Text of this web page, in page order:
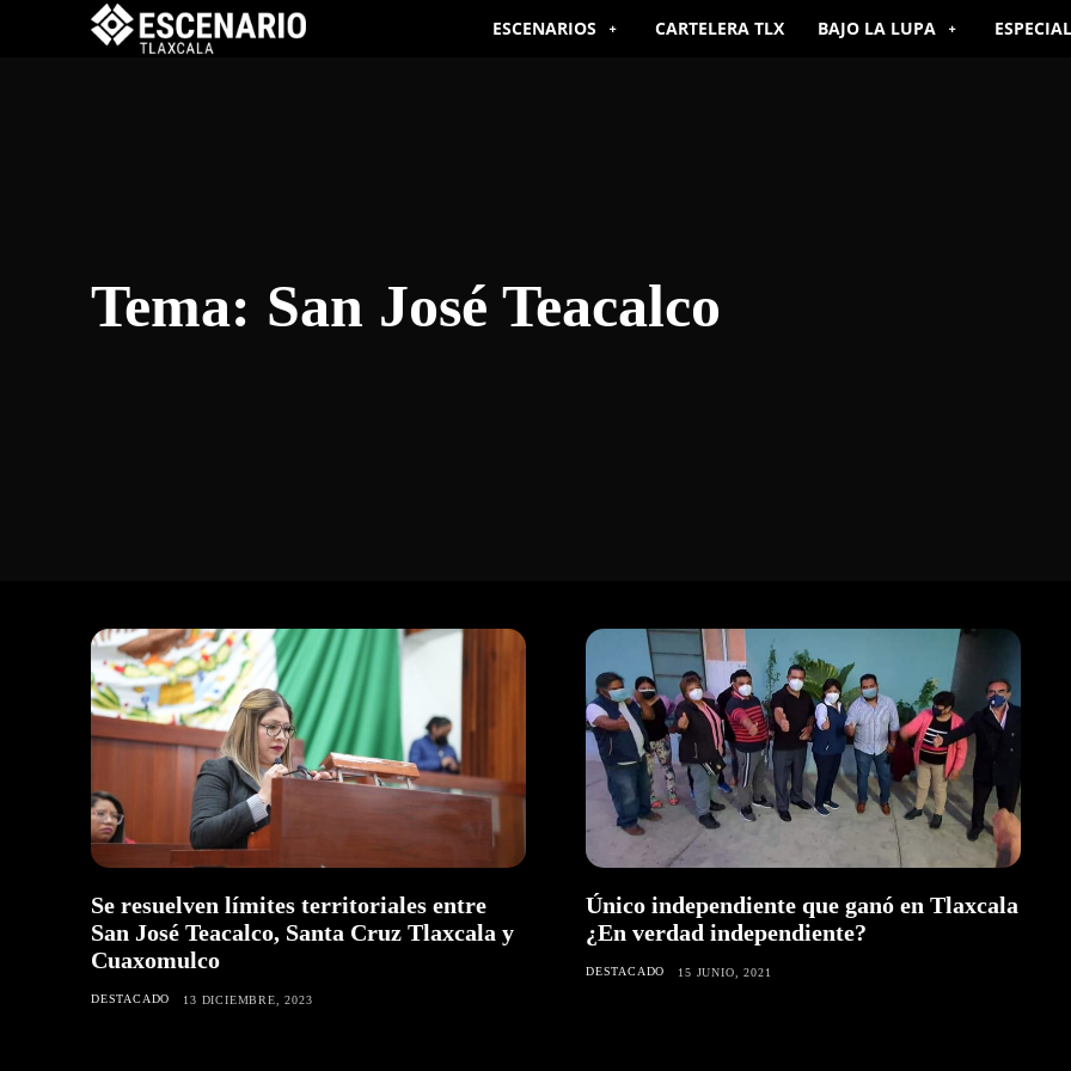
ESCENARIOS CARTELERA TLX BAJO LA LUPA
Tema: San José Teacalco
Se resuelven límites territoriales entre
San José Teacalco, Santa Cruz Tlaxcala y
Cuaxomulco
DESTACADO 13 DICIEMBRE, 2023
Único independiente que ganó en Tlaxcala
¿En verdad independiente?
DESTACADO 15 JUNIO, 2021